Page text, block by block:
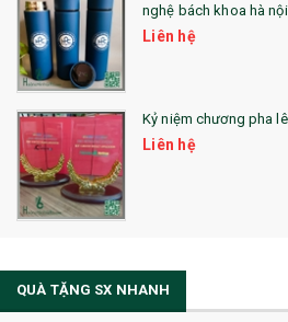
nghệ bách khoa hà nội
Liên hệ
Kỷ niệm chương pha
Liên hệ
QUÀ TẶNG SX NHANH